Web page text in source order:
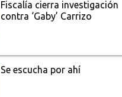
Fiscalía cierra investigación
contra ‘Gaby’ Carrizo
Se escucha por ahí